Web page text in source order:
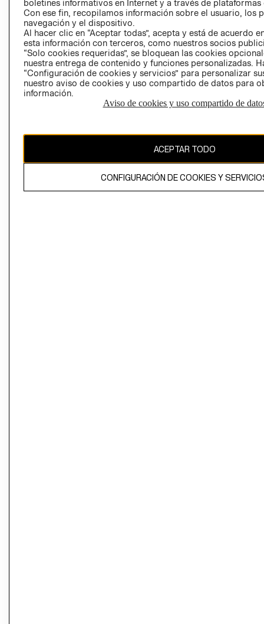
PRIVACIDAD
GIFT CARD
AVISO DE
CAMBIAR REGIÓN
El contenido de esta página web está protegido por copyright y es
boletines informativos en Internet y a través de plataformas
Con ese fin, recopilamos información sobre el usuario, los
navegación y el dispositivo.
Al hacer clic en “Aceptar todas”, acepta y está de acuerdo
esta información con terceros, como nuestros socios
“Solo cookies requeridas”, se bloquean las cookies
nuestra entrega de contenido y funciones personalizadas.
“Configuración de cookies y servicios” para personalizar
nuestro aviso de cookies y uso compartido de datos para
información.
Aviso de cookies y uso compartido de
ACEPTAR TODO
CONFIGURACIÓN DE COOKIES Y